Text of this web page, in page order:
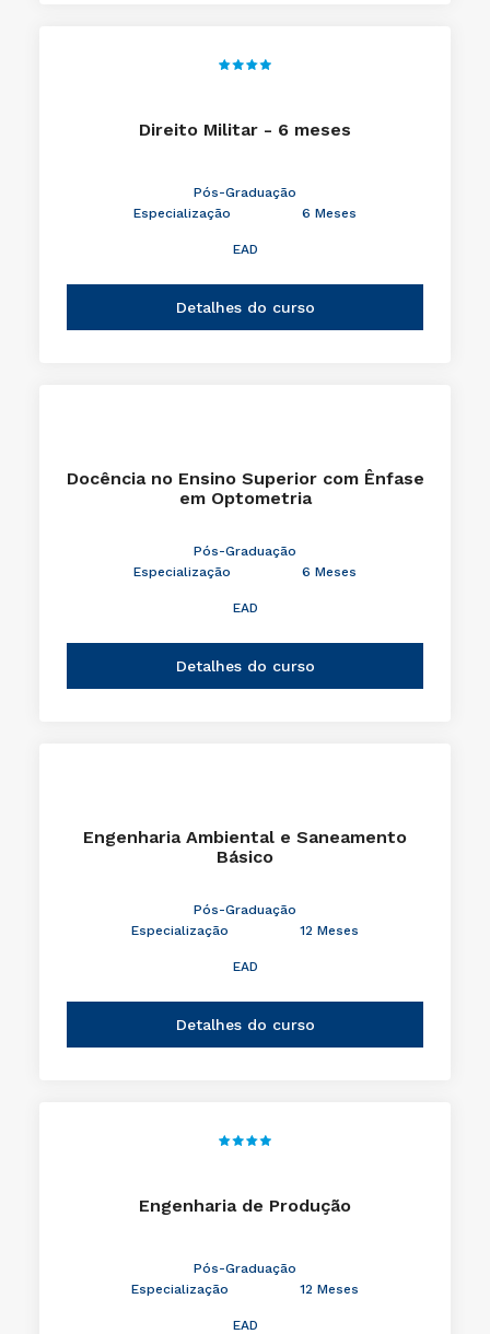
Direito Militar - 6 meses
Pós-Graduação
Especialização
6 Meses
EAD
Detalhes do curso
Docência no Ensino Superior com Ênfase
em Optometria
Pós-Graduação
Especialização
6 Meses
EAD
Detalhes do curso
Engenharia Ambiental e Saneamento
Básico
Pós-Graduação
Especialização
12 Meses
EAD
Detalhes do curso
Engenharia de Produção
Pós-Graduação
Especialização
12 Meses
EAD